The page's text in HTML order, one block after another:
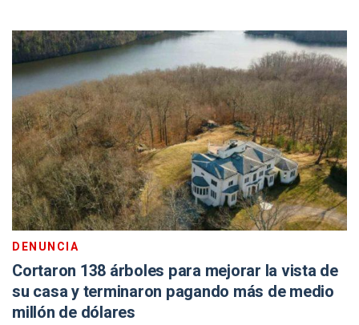
DENUNCIA
Cortaron 138 árboles para mejorar la vista de
su casa y terminaron pagando más de medio
millón de dólares